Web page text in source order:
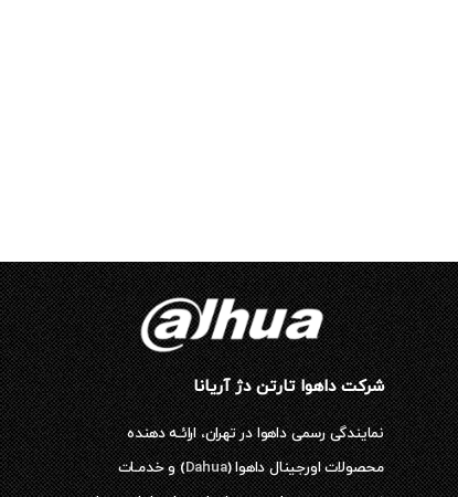
شرکت داهوا تارتن دژ آریانا
نمایندگی رسمی داهوا در تهران، ارائـه دهنده
محصولات اورجینال داهوا (Dahua) و خدمـات